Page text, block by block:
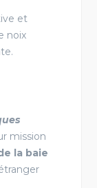
et
noix
mission
la baie